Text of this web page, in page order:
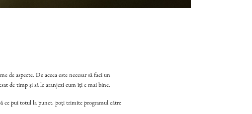
aspecte. De aceea este necesar să faci un
de timp și să le aranjezi cum îți e mai bine.
ce pui totul la punct, poți trimite programul către